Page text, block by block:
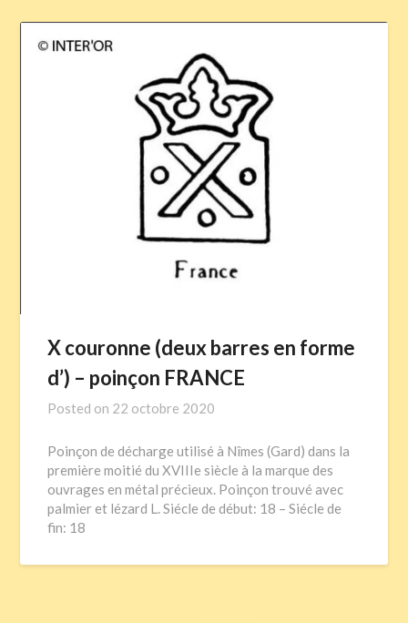
X couronne (deux barres en forme
d’) – poinçon FRANCE
Posted on 22 octobre 2020
Poinçon de décharge utilisé à Nîmes (Gard) dans la
première moitié du XVIIIe siècle à la marque des
ouvrages en métal précieux. Poinçon trouvé avec
palmier et lézard L. Siécle de début: 18 – Siécle de
fin: 18